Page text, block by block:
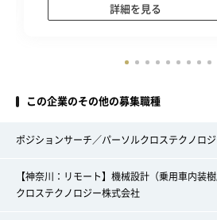
詳細を見る
この企業のその他の募集職種
ポジションサーチ／パーソルクロステクノロ
【神奈川：リモート】機械設計（乗用車内装
クロステクノロジー株式会社